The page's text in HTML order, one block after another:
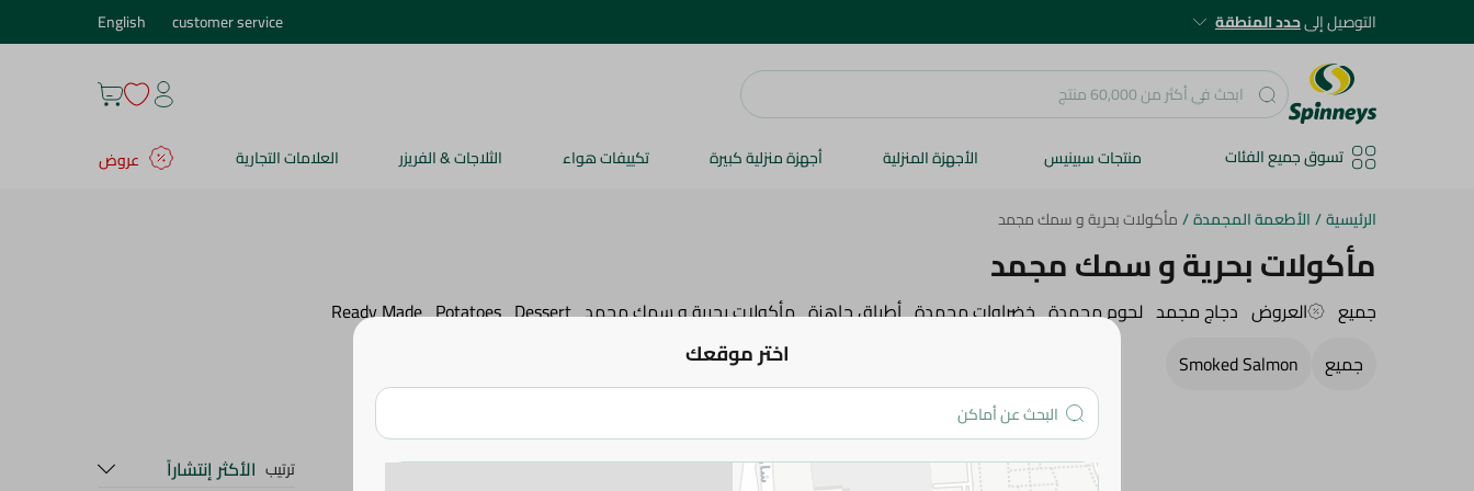
التوصيل إلىحدد المنطقة customer service
English
تسوق جميع الفئات منتجات سبينيس الأجهزة المنزلية أجهزة منزلية كبيرة تكييفات هواء الثلاجات & الفريزر العلامات التجارية عروض
الرئيسية/الأطعمة المجمدة/مأكولات بحرية و سمك مجمد
مأكولات بحرية و سمك مجمد
جميع العروض دجاج مجمد لحوم مجمدة خضراوات مجمدة أطباق جاهزة مأكولات بحرية و سمك مجمد Dessert
Potatoes
Ready Made
جميع
Smoked Salmon
ترتيب الأكثر إنتشاراً
اختر موقعك